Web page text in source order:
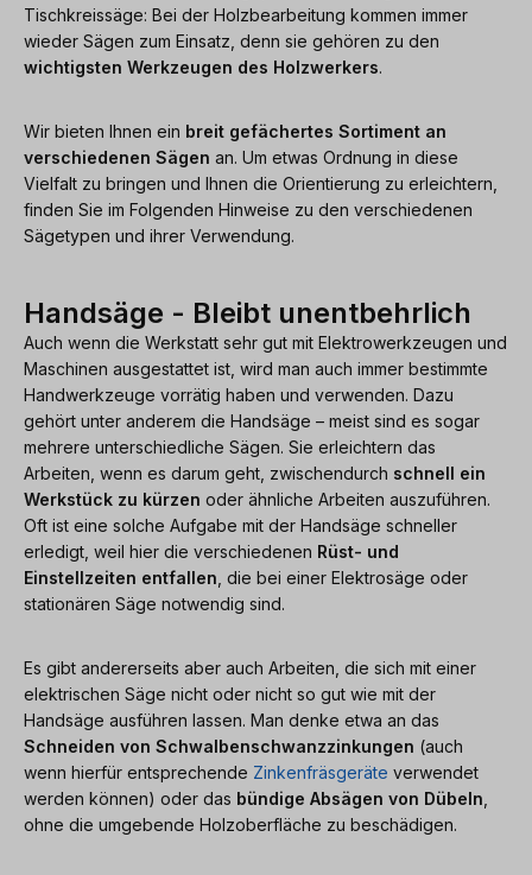
Tischkreissäge: Bei der Holzbearbeitung kommen immer
wieder Sägen zum Einsatz, denn sie gehören zu den
wichtigsten Werkzeugen des Holzwerkers.
Wir bieten Ihnen ein breit gefächertes Sortiment an
verschiedenen Sägen an. Um etwas Ordnung in diese
Vielfalt zu bringen und Ihnen die Orientierung zu erleichtern,
finden Sie im Folgenden Hinweise zu den verschiedenen
Sägetypen und ihrer Verwendung.
Handsäge - Bleibt unentbehrlich
Auch wenn die Werkstatt sehr gut mit Elektrowerkzeugen und
Maschinen ausgestattet ist, wird man auch immer bestimmte
Handwerkzeuge vorrätig haben und verwenden. Dazu
gehört unter anderem die Handsäge – meist sind es sogar
mehrere unterschiedliche Sägen. Sie erleichtern das
Arbeiten, wenn es darum geht, zwischendurch schnell ein
Werkstück zu kürzen oder ähnliche Arbeiten auszuführen.
Oft ist eine solche Aufgabe mit der Handsäge schneller
erledigt, weil hier die verschiedenen Rüst- und
Einstellzeiten entfallen , die bei einer Elektrosäge oder
stationären Säge notwendig sind.
Es gibt andererseits aber auch Arbeiten, die sich mit einer
elektrischen Säge nicht oder nicht so gut wie mit der
Handsäge ausführen lassen. Man denke etwa an das
Schneiden von Schwalbenschwanzzinkungen (auch
wenn hierfür entsprechende Zinkenfräsgeräte verwendet
werden können) oder das bündige Absägen von Dübeln
ohne die umgebende Holzoberfläche zu beschädigen.